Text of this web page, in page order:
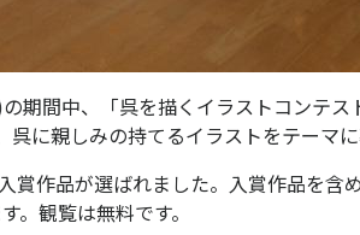
期間中、「呉を描くイラストコンテ
に親しみの持てるイラストをテーマに
作品が選ばれました。入賞作品を含
。観覧は無料です。